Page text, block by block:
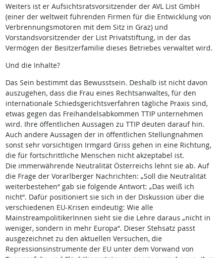
Weiters ist er Aufsichtsratsvorsitzender der AVL List GmbH
(einer der weltweit führenden Firmen für die Entwicklung von
Verbrennungsmotoren mit dem Sitz in Graz) und
Vorstandsvorsitzender der List Privatstiftung, in der das
Vermögen der Besitzerfamilie dieses Betriebes verwaltet wird.
Und die Inhalte?
Das Sein bestimmt das Bewusstsein. Deshalb ist nicht davon
auszugehen, dass die Frau eines Rechtsanwaltes, für den
internationale Schiedsgerichtsverfahren tägliche Praxis sind,
etwas gegen das Freihandelsabkommen TTIP unternehmen
wird. Ihre öffentlichen Aussagen zu TTIP deuten darauf hin.
Auch andere Aussagen der in öffentlichen Stellungnahmen
sonst sehr vorsichtigen Irmgard Griss gehen in eine Richtung,
die für fortschrittliche Menschen nicht akzeptabel ist.
Die immerwährende Neutralität Österreichs lehnt sie ab. Auf
die Frage der Vorarlberger Nachrichten: „Soll die Neutralität
weiterbestehen“ gab sie folgende Antwort: „Das weiß ich
nicht“. Dafür positioniert sie sich in der Diskussion über die
verschiedenen EU-Krisen eindeutig: Wie alle
MainstreampolitikerInnen sieht sie die Lehre daraus „nicht in
weniger, sondern in mehr Europa“. Dieser Stehsatz passt
ausgezeichnet zu den aktuellen Versuchen, die
Repressionsinstrumente der EU unter dem Vorwand von